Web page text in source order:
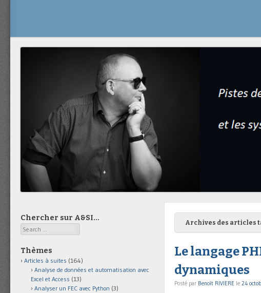
Archives des articles
Le langage
dynamiques
Posté par Benoît RIVIERE le 24
Chercher sur A&SI…
Search
Thèmes
Articles à suites (164)
Analyse de données et automatisation avec
Excel et Access (13)
Analyser un FEC avec Python (3)